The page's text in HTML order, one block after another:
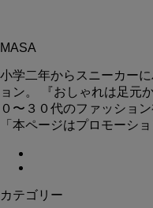
MASA
小学二年からスニーカー
ョン。 『おしゃれは足元
０〜３０代のファッショ
「本ページはプロモーシ
カテゴリー